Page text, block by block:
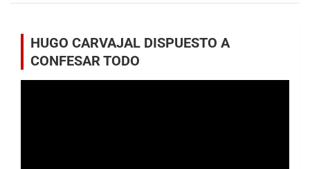
HUGO CARVAJAL DISPUESTO A
CONFESAR TODO